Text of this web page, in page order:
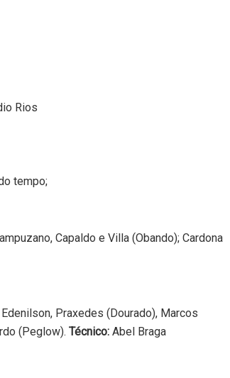
Rios
tempo;
Capaldo e Villa (Obando); Cardona
Praxedes (Dourado), Marcos
(Peglow). Técnico: Abel Braga